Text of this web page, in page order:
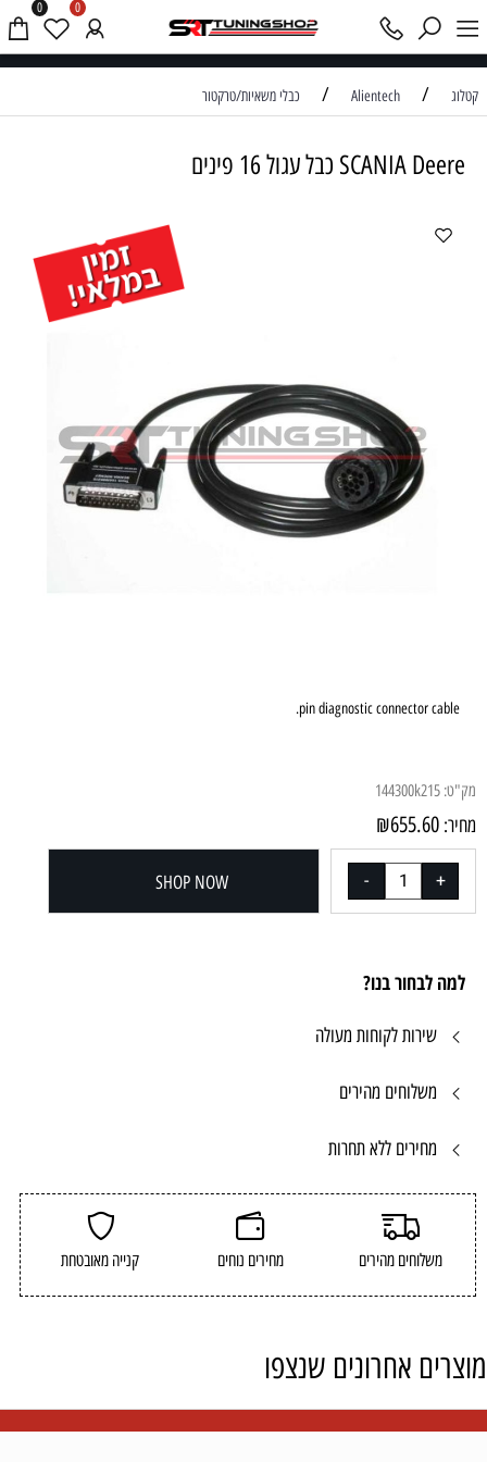
0 0
קטלוג /
Alientech
/ כבלי משאיות/טרקטור
SCANIA Deere כבל עגול 16 פינים
מק"ט: 144300k215
מחיר: ₪655.60
SHOP NOW
למה לבחור בנו?
שירות לקוחות מעולה
משלוחים מהירים
מחירים ללא תחרות
משלוחים מהירים מחירים נוחים קנייה מאובטחת
מוצרים אחרונים שנצפו